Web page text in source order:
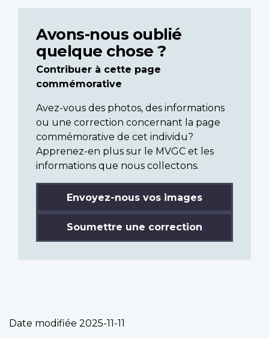
Avons-nous oublié
quelque chose ?
Contribuer à cette page
commémorative
Avez-vous des photos, des informations
ou une correction concernant la page
commémorative de cet individu?
Apprenez-en plus sur le MVGC et les
informations que nous collectons.
Envoyez-nous vos images
Soumettre une correction
Date modifiée 2025-11-11